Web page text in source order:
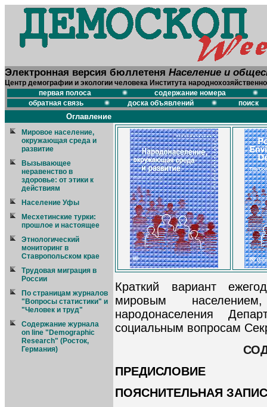
Электронная версия бюллетеня Население и
Центр демографии и экологии человека Института
первая полоса
содержание номера
обратная связь
доска объявлений поиск
Оглавление
Мировое население,
окружающая среда и
развитие
Вызывающее
неравенство в
здоровье: от этики к
действиям
Население Уфы
Месхетинские турки:
прошлое и настоящее
Этнологический
мониторинг в
Ставропольском крае
Трудовая миграция в
России
По страницам журналов
"Вопросы статистики" и
"Человек и труд"
Содержание журнала
on line "Demographic
Research" (Росток,
Германия)
Краткий вариант
мировым
народонаселения
социальным вопросам
ПРЕДИСЛОВИЕ
ПОЯСНИТЕЛЬНАЯ